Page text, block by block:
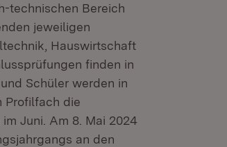
technischen Bereich
jeweiligen
Hauswirtschaft
finden in
Schüler werden in
Profilfach die
Juni. Am 8. Mai 2024
an den